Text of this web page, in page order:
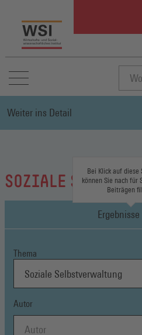
SOZIALE
Bei Klick auf diese
können Sie nach für
Beiträgen
Thema
Autor
Weiter ins Detail